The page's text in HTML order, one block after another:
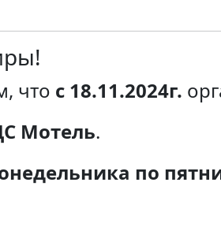
что с 18.11.2024г.
Мотель.
по